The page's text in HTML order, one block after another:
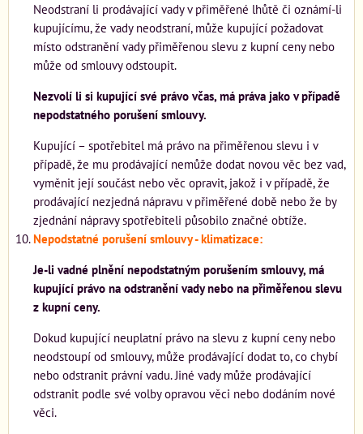
Neodstraní li prodávající vady v přiměřené lhůtě či oznámí-li
kupujícímu, že vady neodstraní, může kupující požadovat
místo odstranění vady přiměřenou slevu z kupní ceny nebo
může od smlouvy odstoupit.
Nezvolí li si kupující své právo včas, má práva jako v případě
nepodstatného porušení smlouvy.
Kupující – spotřebitel má právo na přiměřenou slevu i v
případě, že mu prodávající nemůže dodat novou věc bez vad,
vyměnit její součást nebo věc opravit, jakož i v případě, že
prodávající nezjedná nápravu v přiměřené době nebo že by
zjednání nápravy spotřebiteli působilo značné obtíže.
Nepodstatné porušení smlouvy - klimatizace:
Je-li vadné plnění nepodstatným porušením smlouvy, má
kupující právo na odstranění vady nebo na přiměřenou slevu
z kupní ceny.
Dokud kupující neuplatní právo na slevu z kupní ceny nebo
neodstoupí od smlouvy, může prodávající dodat to, co chybí
nebo odstranit právní vadu. Jiné vady může prodávající
odstranit podle své volby opravou věci nebo dodáním nové
věci.